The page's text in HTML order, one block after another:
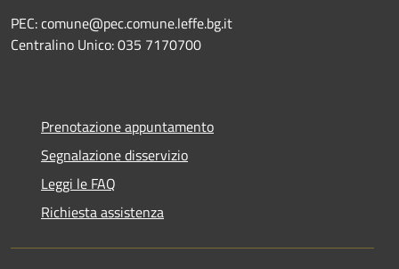
PEC: comune@pec.comune.leffe.bg.it
Centralino Unico: 035 7170700
Prenotazione appuntamento
Segnalazione disservizio
Leggi le FAQ
Richiesta assistenza